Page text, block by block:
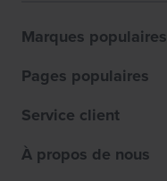
Marques populaires
Pages populaires
Service client
À propos de nous